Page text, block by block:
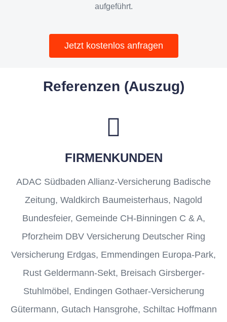
aufgeführt.
Jetzt kostenlos anfragen
Referenzen (Auszug)
FIRMENKUNDEN
ADAC Südbaden Allianz-Versicherung Badische
Zeitung, Waldkirch Baumeisterhaus, Nagold
Bundesfeier, Gemeinde CH-Binningen C & A,
Pforzheim DBV Versicherung Deutscher Ring
Versicherung Erdgas, Emmendingen Europa-Park,
Rust Geldermann-Sekt, Breisach Girsberger-
Stuhlmöbel, Endingen Gothaer-Versicherung
Gütermann, Gutach Hansgrohe, Schiltac Hoffmann